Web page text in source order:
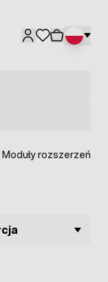
Moduły rozszerzeń